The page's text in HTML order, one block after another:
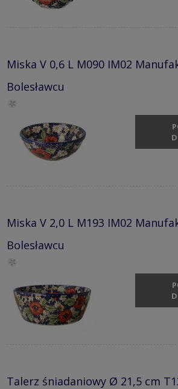
Miska V 0,6 L M090 IM02
Bolesławcu
Miska V 2,0 L M193 IM02
Bolesławcu
Talerz śniadaniowy Ø 21,5 cm